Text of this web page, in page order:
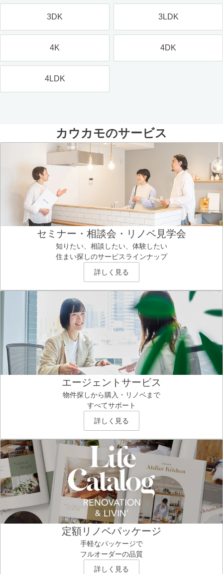
3DK 3LDK
4K 4DK
4LDK
カウカモのサービス
セミナー・相談会・リノベ見学会
知りたい、相談したい、体験したい
住まい探しのサービスラインナップ
詳しく見る
エージェントサービス
物件探しから購入・リノベまで
すべてサポート
詳しく見る
定額リノベパッケージ
手軽なパッケージで
フルオーダーの品質
詳しく見る